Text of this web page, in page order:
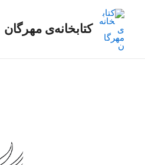
کتابخانه‌ی مهرگان